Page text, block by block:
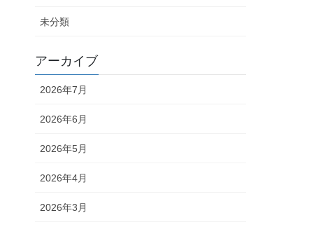
未分類
アーカイブ
2026年7月
2026年6月
2026年5月
2026年4月
2026年3月